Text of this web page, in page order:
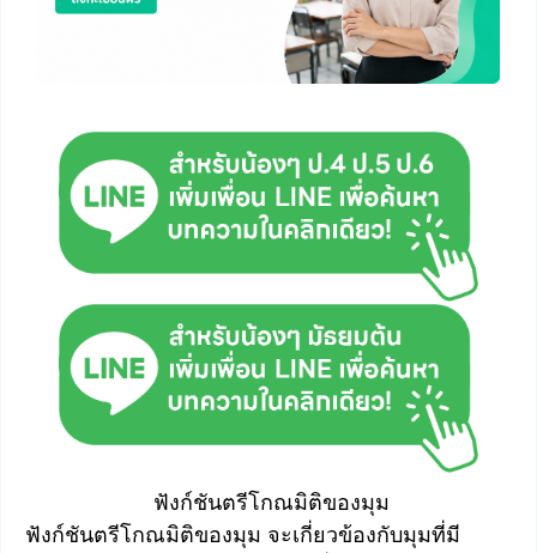
ฟังก์ชันตรีโกณมิติของมุม
ฟังก์ชันตรีโกณมิติของมุม จะเกี่ยวข้องกับมุมที่มี